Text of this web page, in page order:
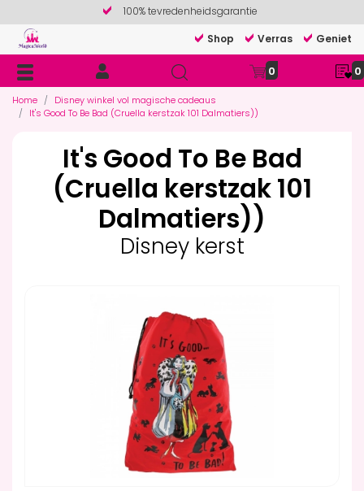
100% tevredenheidsgarantie
Shop
Verras Geniet
0 0
Home
Disney winkel vol magische cadeaus
It's Good To Be Bad (Cruella kerstzak 101 Dalmatiers))
It's Good To Be Bad
(Cruella kerstzak 101
Dalmatiers))
Disney kerst